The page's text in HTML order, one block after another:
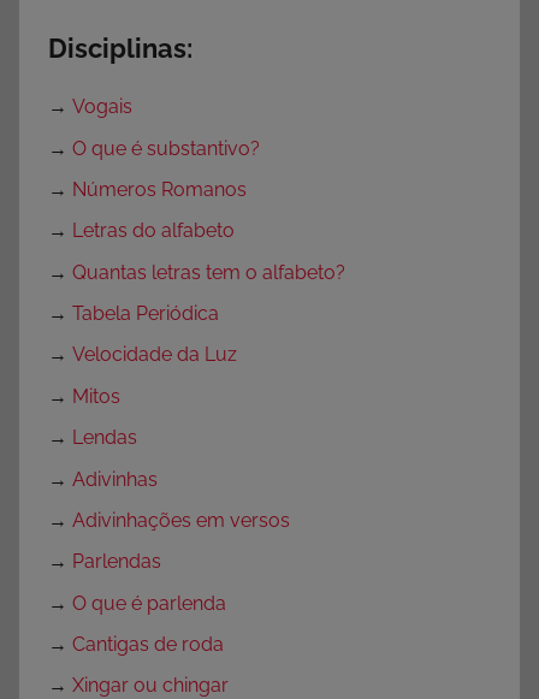
Disciplinas:
→ Vogais
→ O que é substantivo?
→ Números Romanos
→ Letras do alfabeto
→ Quantas letras tem o alfabeto?
→ Tabela Periódica
→ Velocidade da Luz
→ Mitos
→ Lendas
→ Adivinhas
→ Adivinhações em versos
→ Parlendas
→ O que é parlenda
→ Cantigas de roda
→ Xingar ou chingar